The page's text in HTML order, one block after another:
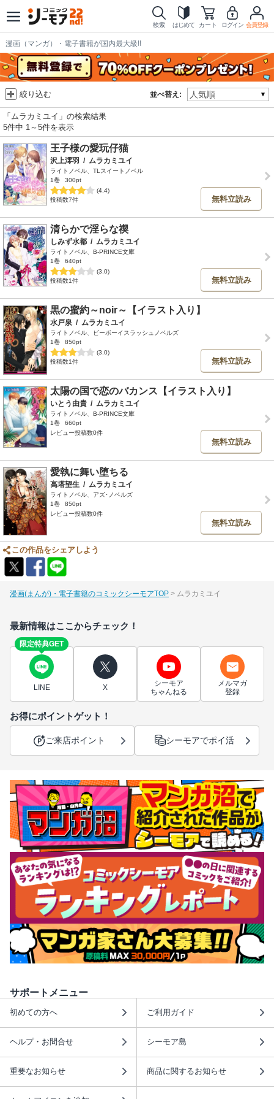
検索 はじめて カート ログイン 会員登録
漫画（マンガ）・電子書籍が国内最大級!!
並べ替え:
絞り込む
「ムラカミユイ」の検索結果
5件中 1～5件を表示
王子様の愛玩仔猫
沢上澪羽 / ムラカミユイ
ライトノベル、TLスイートノベル
1巻
300pt
(4.4)
投稿数7件
無料立読み
清らかで淫らな禊
しみず水都 / ムラカミユイ
ライトノベル、B-PRINCE文庫
1巻
640pt
(3.0)
投稿数1件
無料立読み
黒の蜜約～noir～【イラスト入り】
水戸泉 / ムラカミユイ
ライトノベル、ビーボーイスラッシュノベルズ
1巻
850pt
(3.0)
投稿数1件
無料立読み
太陽の国で恋のバカンス【イラスト入り】
いとう由貴 / ムラカミユイ
ライトノベル、B-PRINCE文庫
1巻
660pt
レビュー投稿数0件
無料立読み
愛執に舞い堕ちる
高塔望生 / ムラカミユイ
ライトノベル、アズ･ノベルズ
1巻
850pt
レビュー投稿数0件
無料立読み
この作品をシェアしよう
漫画(まんが)・電子書籍のコミックシーモアTOP ムラカミユイ
最新情報はここからチェック！
限定特典GET
LINE X
シーモア
ちゃんねる
メルマガ
登録
お得にポイントゲット！
ご来店ポイント シーモアでポイ活
サポートメニュー
初めての方へ ご利用ガイド
ヘルプ・お問合せ シーモア島
重要なお知らせ 商品に関するお知らせ